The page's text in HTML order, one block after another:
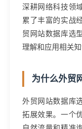
深耕网络科技领
累了丰富的实战
贸网站数据库选
理解和应用相关
为什么外贸
外贸网站数据库
拓展效果。一个